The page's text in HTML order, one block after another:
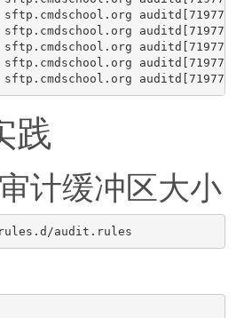
sftp.cmdschool.org
sftp.cmdschool.org
sftp.cmdschool.org
sftp.cmdschool.org
践
计缓冲区大小